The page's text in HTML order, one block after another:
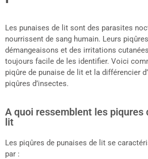
Les punaises de lit sont des parasites
nourrissent de sang humain. Leurs
démangeaisons et des irritations
toujours facile de les identifier. Voici
piqûre de punaise de lit et la différencier
piqûres d’insectes.
A quoi ressemblent les piqures
lit
Les piqûres de punaises de lit se
par :